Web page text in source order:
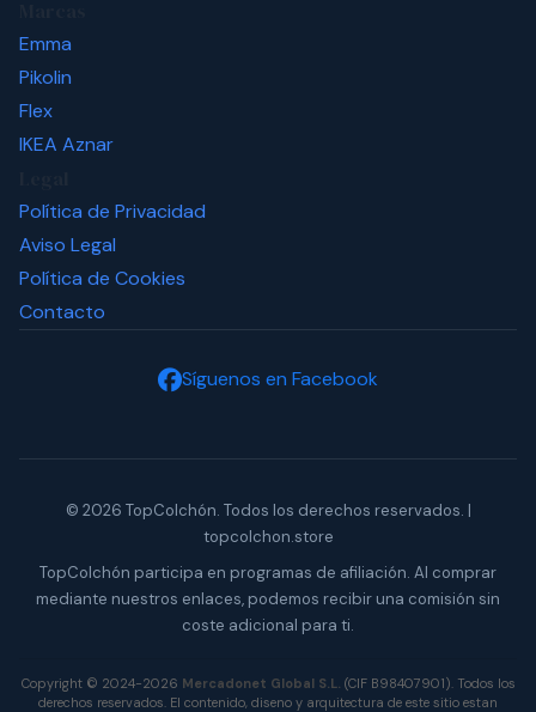
Emma
Pikolin
Flex
IKEA Aznar
Política de Privacidad
Aviso Legal
Política de Cookies
Contacto
Síguenos en Facebook
© 2026 TopColchón. Todos los derechos reservados. |
topcolchon.store
TopColchón participa en programas de afiliación. Al comprar
mediante nuestros enlaces, podemos recibir una comisión sin
coste adicional para ti.
Copyright © 2024-2026 Mercadonet Global S.L.
(CIF B98407901). Todos los
derechos reservados. El contenido, diseno y arquitectura de este sitio estan